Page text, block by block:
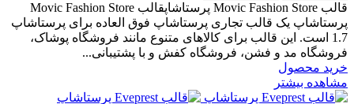
قالب Movic Fashion Store پرستاشاپقالب Movic Fashion Store
پرستاشاپ یک قالب تجاری پرستاشاپ فوق العاده برای پرستاشاپ
1.7 است. این قالب برای کالاهای متنوع مانند فروشگاه پوشاک،
فروشگاه مد و فشن، فروشگاه کفش و با پشتیبانی...
خرید محصول
مشاهده بیشتر